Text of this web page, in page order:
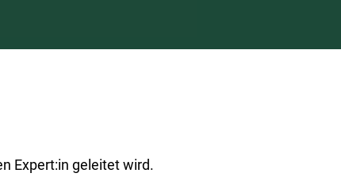
Expert:in geleitet wird.